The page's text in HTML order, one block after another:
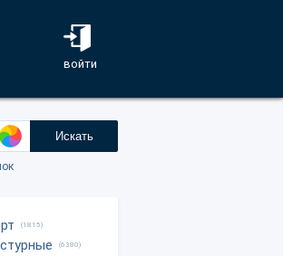
войти
Искать
(1815)
(6380)